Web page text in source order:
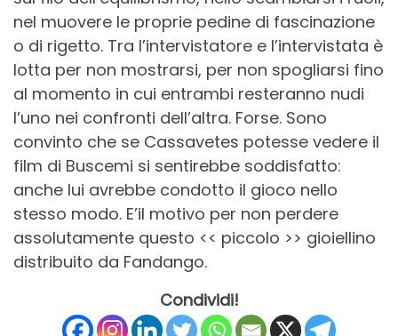
nel muovere le proprie pedine di fascinazione
o di rigetto. Tra l’intervistatore e l’intervistata è
lotta per non mostrarsi, per non spogliarsi fino
al momento in cui entrambi resteranno nudi
l’uno nei confronti dell’altra. Forse. Sono
convinto che se Cassavetes potesse vedere il
film di Buscemi si sentirebbe soddisfatto:
anche lui avrebbe condotto il gioco nello
stesso modo. E’il motivo per non perdere
assolutamente questo << piccolo >> gioiellino
distribuito da Fandango.
Condividi!